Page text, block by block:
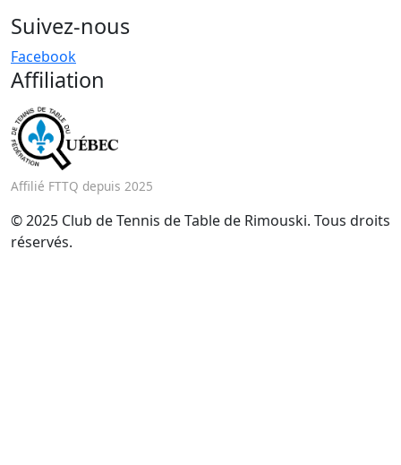
Suivez-nous
Facebook
Affiliation
Affilié FTTQ depuis 2025
© 2025 Club de Tennis de Table de Rimouski. Tous droits
réservés.